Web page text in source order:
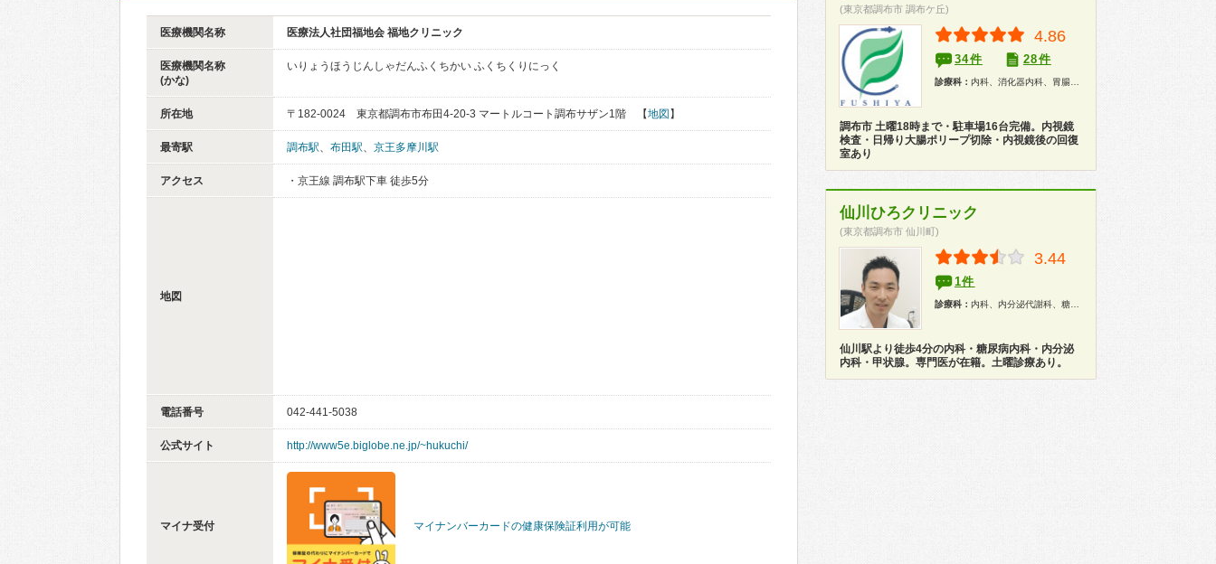
医療機関名称 医療法人社団福地会 福地クリニック
医療機関名称
(かな)
いりょうほうじんしゃだんふくちかい ふくちくりにっく
所在地 〒182-0024 東京都調布市布田4-20-3 マートルコート調布サザン1階 【地図 】
最寄駅 調布駅、 布田駅、 京王多摩川駅
アクセス ・京王線 調布駅下車 徒歩5分
地図
電話番号 042-441-5038
公式サイト http://www5e.biglobe.ne.jp/~hukuchi/
マイナ受付 マイナンバーカードの健康保険証利用が可能
(東京都調布市 調布ケ丘)
4.86
34件 28件
診療科： 内科、消化器内科、胃腸科、内視鏡、健康診断
調布市 土曜18時まで・駐車場16台完備。内視鏡
検査・日帰り大腸ポリープ切除・内視鏡後の回復
室あり
仙川ひろクリニック
(東京都調布市 仙川町)
3.44
1件
診療科： 内科、内分泌代謝科、糖尿病科、健康診断
仙川駅より徒歩4分の内科・糖尿病内科・内分泌
内科・甲状腺。専門医が在籍。土曜診療あり。